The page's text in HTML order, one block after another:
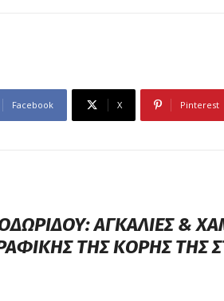
Facebook X Pinterest
ΑΓΚΑΛΙΕΣ &
ΤΗΣ ΚΟΡΗΣ ΤΗΣ